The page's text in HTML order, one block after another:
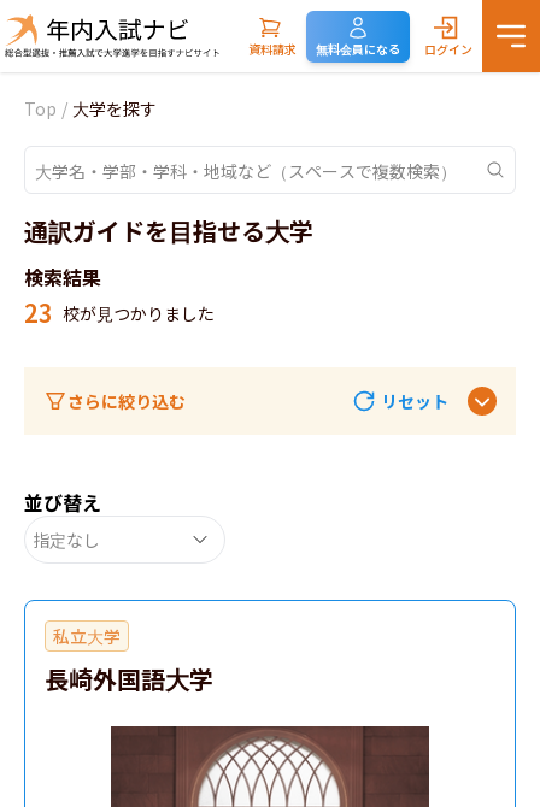
資料請求 無料会員になる ログイン
Top / 大学を探す
通訳ガイドを目指せる大学
検索結果
23 校が見つかりました
さらに絞り込む リセット
並び替え
指定なし
私立大学
長崎外国語大学